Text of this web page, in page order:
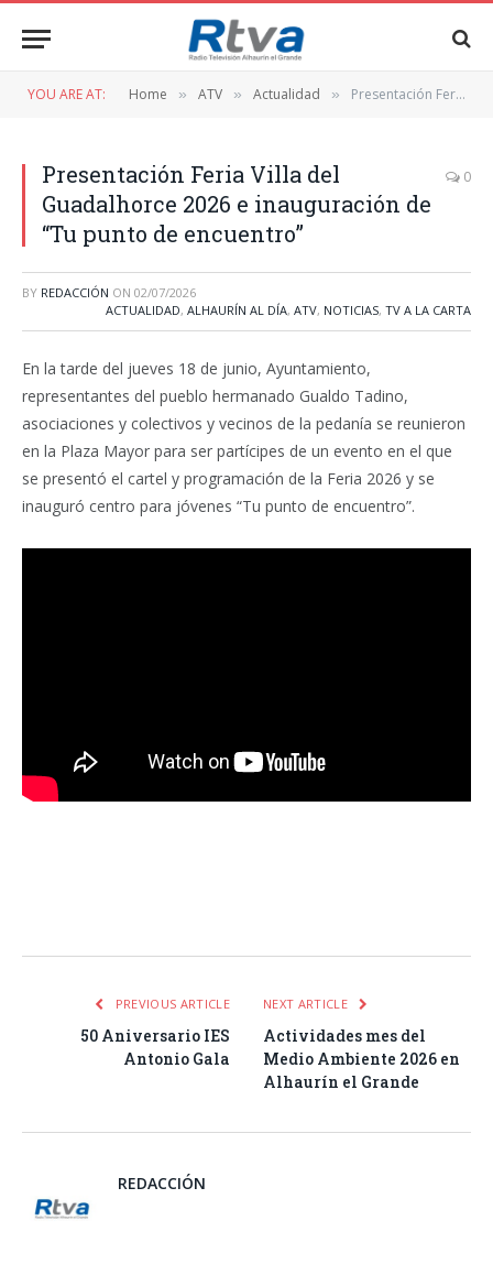
YOU ARE AT: Home » ATV » Actualidad » Presentación Feria Villa del Guadalhorce 2026 e inauguración de “Tu punto de encuentro”
Presentación Feria Villa del
Guadalhorce 2026 e inauguración de
“Tu punto de encuentro”
0
BY REDACCIÓN ON 02/07/2026
ACTUALIDAD, ALHAURÍN AL DÍA, ATV, NOTICIAS, TV A LA CARTA
En la tarde del jueves 18 de junio, Ayuntamiento,
representantes del pueblo hermanado Gualdo Tadino,
asociaciones y colectivos y vecinos de la pedanía se reunieron
en la Plaza Mayor para ser partícipes de un evento en el que
se presentó el cartel y programación de la Feria 2026 y se
inauguró centro para jóvenes “Tu punto de encuentro”.
PREVIOUS ARTICLE
50 Aniversario IES
Antonio Gala
NEXT ARTICLE
Actividades mes del
Medio Ambiente 2026 en
Alhaurín el Grande
REDACCIÓN